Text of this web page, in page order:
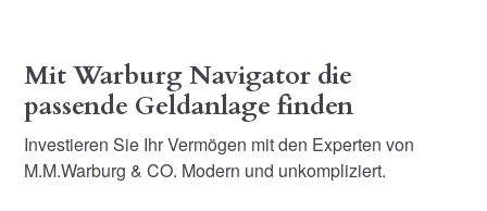
Mit Warburg Navigator die
passende Geldanlage finden
Investieren Sie Ihr Vermögen mit den Experten von
M.M.Warburg & CO. Modern und unkompliziert.